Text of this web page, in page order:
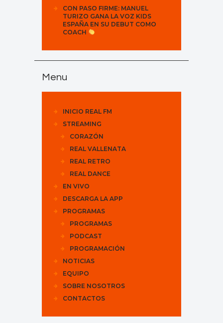
CON PASO FIRME: MANUEL
TURIZO GANA LA VOZ KIDS
ESPAÑA EN SU DEBUT COMO
COACH
Menu
INICIO REAL FM
STREAMING
CORAZÓN
REAL VALLENATA
REAL RETRO
REAL DANCE
EN VIVO
DESCARGA LA APP
PROGRAMAS
PROGRAMAS
PODCAST
PROGRAMACIÓN
NOTICIAS
EQUIPO
SOBRE NOSOTROS
CONTACTOS